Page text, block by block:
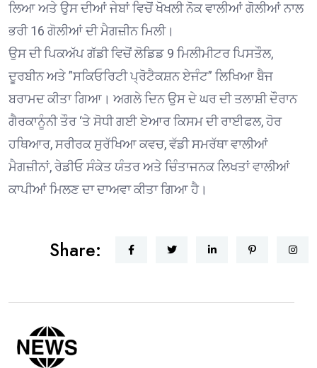
ਲਿਆ ਅਤੇ ਉਸ ਦੀਆਂ ਜੇਬਾਂ ਵਿਚੋਂ ਖੋਖਲੀ ਨੋਕ ਵਾਲੀਆਂ ਗੋਲੀਆਂ ਨਾਲ
ਭਰੀ 16 ਗੋਲੀਆਂ ਦੀ ਮੈਗਜ਼ੀਨ ਮਿਲੀ।
ਉਸ ਦੀ ਪਿਕਅੱਪ ਗੱਡੀ ਵਿਚੋਂ ਲੋਡਿਡ 9 ਮਿਲੀਮੀਟਰ ਪਿਸਤੌਲ,
ਦੂਰਬੀਨ ਅਤੇ ”ਸਕਿਓਰਿਟੀ ਪ੍ਰੋਟੈਕਸ਼ਨ ਏਜੰਟ” ਲਿਖਿਆ ਬੈਜ
ਬਰਾਮਦ ਕੀਤਾ ਗਿਆ। ਅਗਲੇ ਦਿਨ ਉਸ ਦੇ ਘਰ ਦੀ ਤਲਾਸ਼ੀ ਦੌਰਾਨ
ਗੈਰਕਾਨੂੰਨੀ ਤੌਰ ‘ਤੇ ਸੋਧੀ ਗਈ ਏਆਰ ਕਿਸਮ ਦੀ ਰਾਈਫਲ, ਹੋਰ
ਹਥਿਆਰ, ਸਰੀਰਕ ਸੁਰੱਖਿਆ ਕਵਚ, ਵੱਡੀ ਸਮਰੱਥਾ ਵਾਲੀਆਂ
ਮੈਗਜ਼ੀਨਾਂ, ਰੇਡੀਓ ਸੰਕੇਤ ਯੰਤਰ ਅਤੇ ਚਿੰਤਾਜਨਕ ਲਿਖਤਾਂ ਵਾਲੀਆਂ
ਕਾਪੀਆਂ ਮਿਲਣ ਦਾ ਦਾਅਵਾ ਕੀਤਾ ਗਿਆ ਹੈ।
Share: